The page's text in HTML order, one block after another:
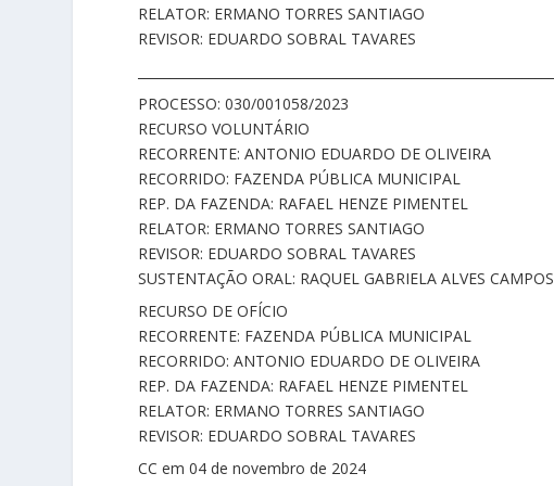
RELATOR: ERMANO TORRES SANTIAGO
REVISOR: EDUARDO SOBRAL TAVARES
PROCESSO: 030/001058/2023
RECURSO VOLUNTÁRIO
RECORRENTE: ANTONIO EDUARDO DE OLIVEIRA
RECORRIDO: FAZENDA PÚBLICA MUNICIPAL
REP. DA FAZENDA: RAFAEL HENZE PIMENTEL
RELATOR: ERMANO TORRES SANTIAGO
REVISOR: EDUARDO SOBRAL TAVARES
SUSTENTAÇÃO ORAL: RAQUEL GABRIELA ALVES CAMPOS
RECURSO DE OFÍCIO
RECORRENTE: FAZENDA PÚBLICA MUNICIPAL
RECORRIDO: ANTONIO EDUARDO DE OLIVEIRA
REP. DA FAZENDA: RAFAEL HENZE PIMENTEL
RELATOR: ERMANO TORRES SANTIAGO
REVISOR: EDUARDO SOBRAL TAVARES
CC em 04 de novembro de 2024